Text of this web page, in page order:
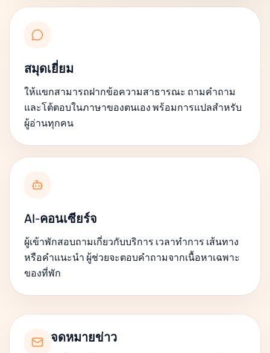
สมุดเยี่ยม
ให้แขกสามารถฝากข้อความสาธารณะ ถามคำถาม
และโต้ตอบในภาษาของตนเอง พร้อมการแปลสำหรับ
ผู้อ่านทุกคน
AI-คอนเซียร์จ
ผู้เข้าพักสอบถามเกี่ยวกับบริการ เวลาทำการ เส้นทาง
หรือคำแนะนำ ผู้ช่วยจะตอบคำถามจากเนื้อหาเฉพาะ
ของที่พัก
จดหมายข่าว